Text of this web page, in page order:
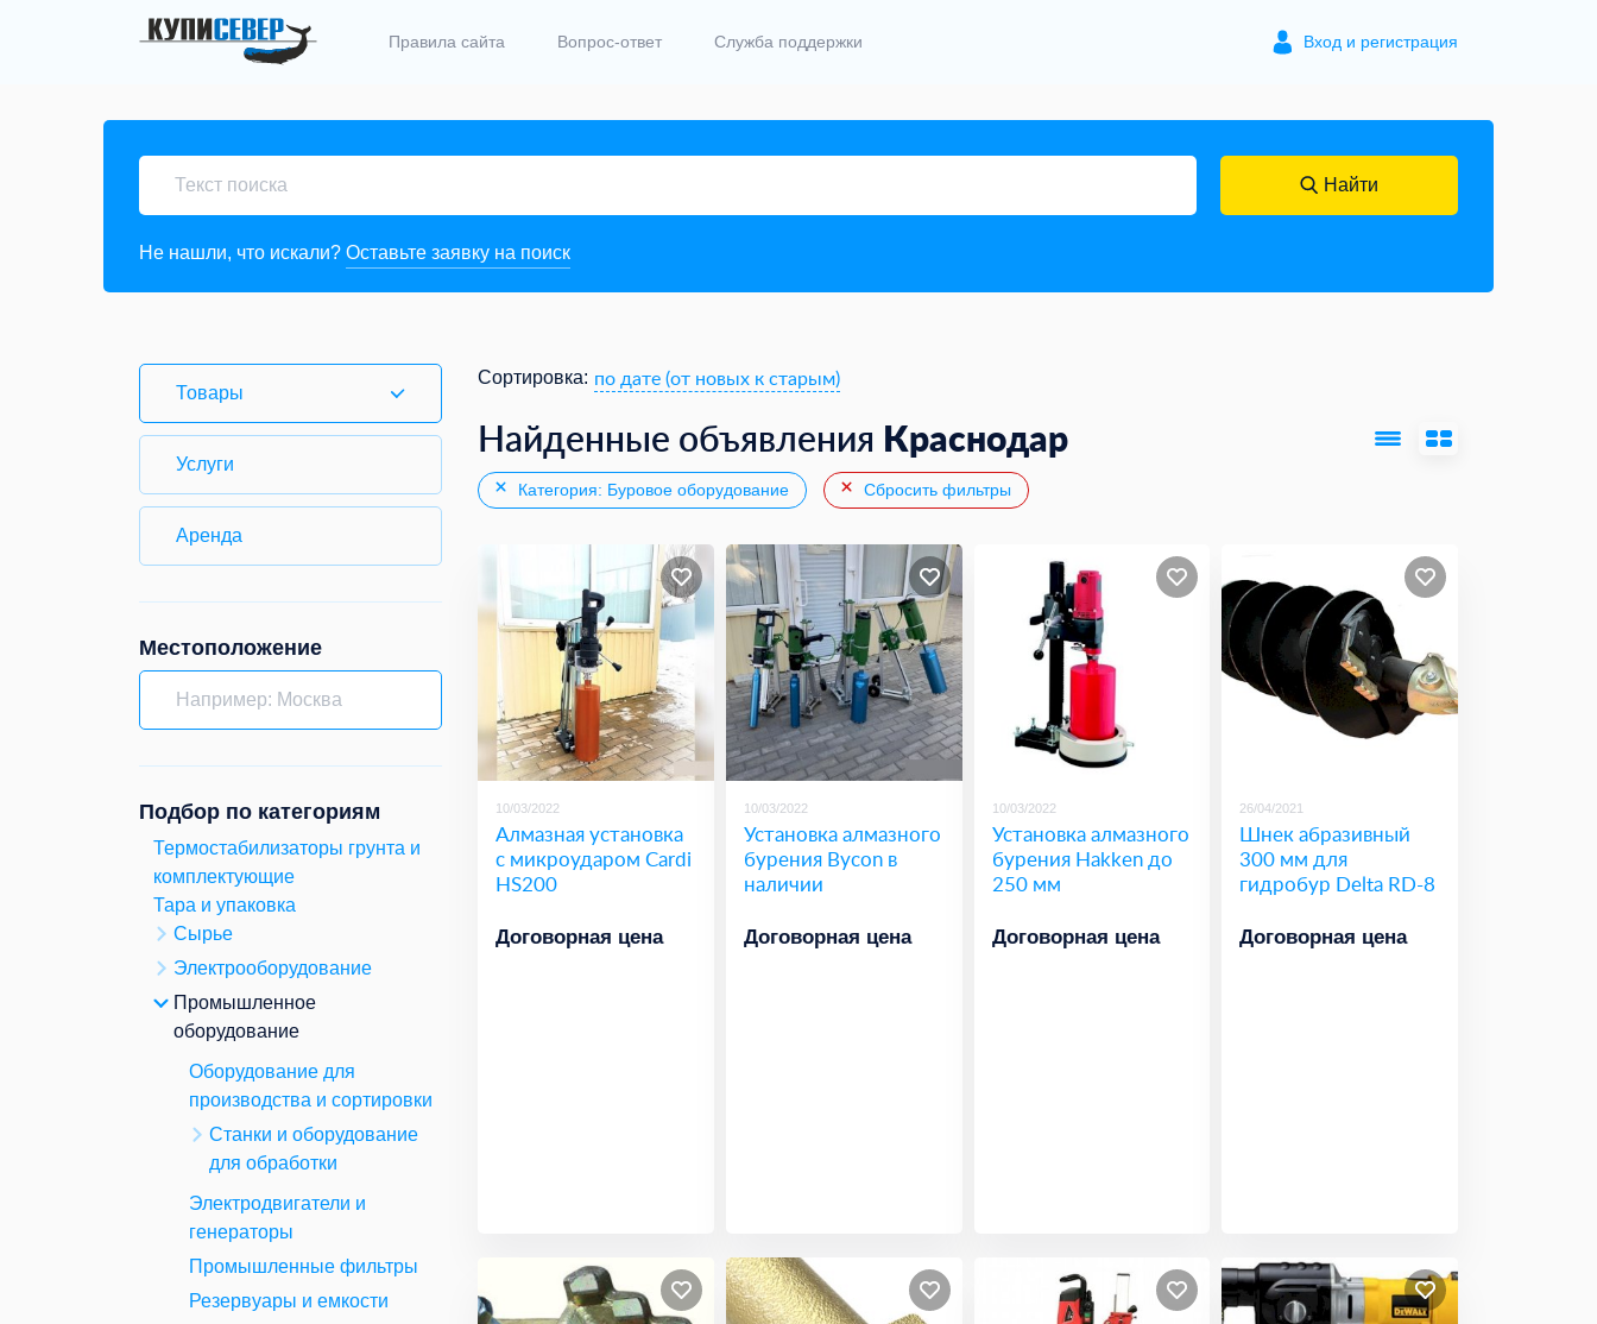
Правила сайта Вопрос-ответ Служба поддержки Вход и регистрация
Найти
Не нашли, что искали? Оставьте заявку на поиск
Товары
Услуги
Аренда
Местоположение
Подбор по категориям
Термостабилизаторы грунта и
комплектующие
Тара и упаковка
Сырье
Электрооборудование
Промышленное
оборудование
Оборудование для
производства и сортировки
Станки и оборудование
для обработки
Электродвигатели и
генераторы
Промышленные фильтры
Резервуары и емкости
Сортировка: по дате (от новых к старым)
Найденные объявления Краснодар
Категория: Буровое оборудование Сбросить фильтры
10/03/2022
Алмазная установка
с микроударом Cardi
HS200
Договорная цена
10/03/2022
Установка алмазного
бурения Bycon в
наличии
Договорная цена
10/03/2022
Установка алмазного
бурения Hakken до
250 мм
Договорная цена
26/04/2021
Шнек абразивный
300 мм для
гидробур Delta RD-8
Договорная цена